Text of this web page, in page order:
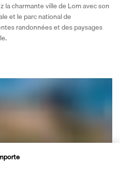
la charmante ville de Lom avec son
et le parc national de
randonnées et des paysages